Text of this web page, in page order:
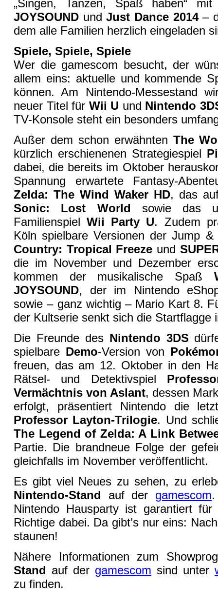
„Singen, Tanzen, Spaß haben“
JOYSOUND undJust Dance 2014–
dem alle Familien herzlich eingeladen
Spiele, Spiele, Spiele
Wer die gamescom besucht, der
allem eins: aktuelle und kommende
können. Am Nintendo-Messestand
neuer Titel für Wii U und Nintendo
TV-Konsole steht ein besonders
Außer dem schon erwähnten The
kürzlich erschienenen Strategiespiel
dabei, die bereits im Oktober
Spannung erwartete Fantasy-
Zelda: The Wind Waker HD, das
Sonic: Lost World sowie das
FamilienspielWii Party U. Zudem
Köln spielbare Versionen der Jump
Country: Tropical Freeze und
die im November und Dezember
kommen der musikalische Spaß
JOYSOUND, der im Nintendo
sowie – ganz wichtig – Mario Kart 8.
der Kultserie senkt sich die Startflagge
Die Freunde des Nintendo 3DS
spielbare Demo-Version von
freuen, das am 12. Oktober in den
Rätsel- und Detektivspiel
Vermächtnis von Aslant, dessen
erfolgt, präsentiert Nintendo die
Professor Layton-Trilogie. Und
The Legend of Zelda: A Link
Partie. Die brandneue Folge der
gleichfalls im November veröffentlicht.
Es gibt viel Neues zu sehen, zu
Nintendo-Stand auf der gamescom
Nintendo Hausparty ist garantiert
Richtige dabei. Da gibt’s nur eins:
staunen!
Nähere Informationen zum
Stand auf der gamescom sind unter
zu finden.